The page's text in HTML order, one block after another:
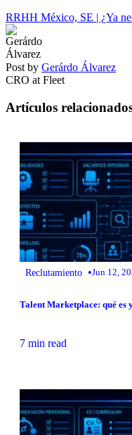
RRHH México, SE | ¿Ya
Post by Gerárdo Álvarez
CRO at Fleet
Artículos
Reclutamiento •Jun 12,
Talent Marketplace: qué
7 min read